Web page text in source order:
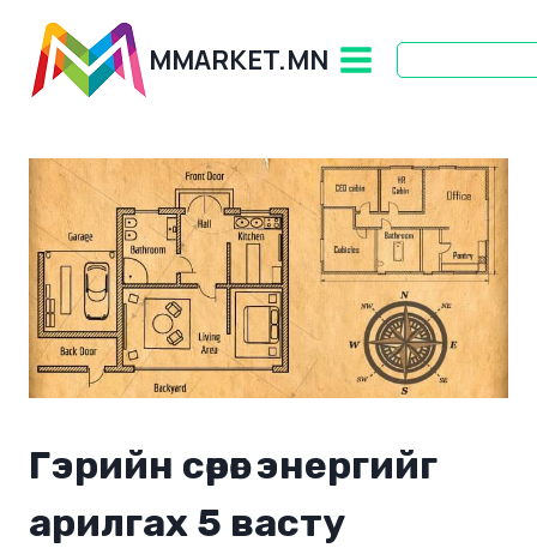
content
MMARKET.MN
Гэрийн сөрөг энергийг
арилгах 5 васту